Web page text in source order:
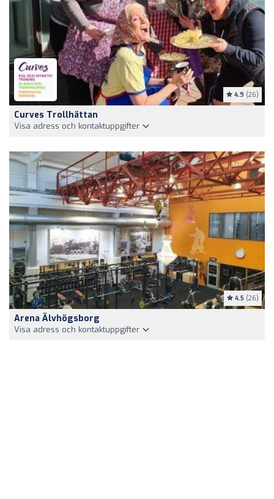
4.9 (26)
Curves Trollhättan
Visa adress och kontaktuppgifter
4.5 (26)
Arena Älvhögsborg
Visa adress och kontaktuppgifter